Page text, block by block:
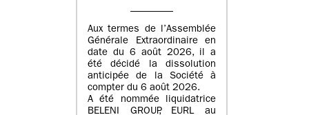
Aux termes de l’Assemblée
Générale Extraordinaire en
date du 6 août 2026, il a
été décidé la dissolution
anticipée de la Société à
compter du 6 août 2026.
A été nommée liquidatrice
BELENI GROUP, EURL au